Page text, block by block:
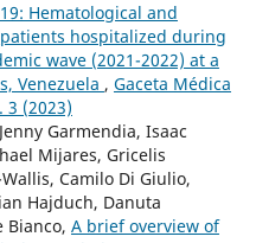
Hematological and
hospitalized during
wave (2021-2022) at a
Venezuela , Gaceta Médica
3 (2023)
Garmendia, Isaac
Mijares, Gricelis
Camilo Di Giulio,
Hajduch, Danuta
Bianco, A brief overview of